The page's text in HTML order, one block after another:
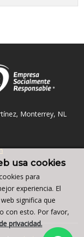
usa cookies
para
experiencia. El
significa que
con esto. Por favor,
privacidad.
Monterrey, NL